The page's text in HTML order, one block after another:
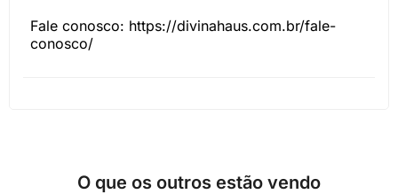
Fale conosco: https://divinahaus.com.br/fale-
conosco/
O que os outros estão vendo